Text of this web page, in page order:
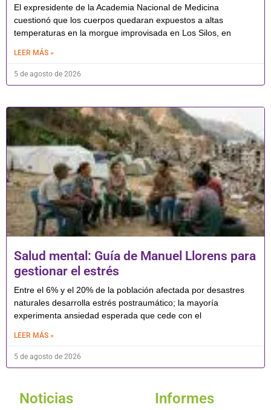
El expresidente de la Academia Nacional de Medicina
cuestionó que los cuerpos quedaran expuestos a altas
temperaturas en la morgue improvisada en Los Silos, en
LEER MÁS »
5 de agosto de 2026
Salud mental: Guía de Manuel Llorens para
gestionar el estrés
Entre el 6% y el 20% de la población afectada por desastres
naturales desarrolla estrés postraumático; la mayoría
experimenta ansiedad esperada que cede con el
LEER MÁS »
5 de agosto de 2026
Noticias Informes